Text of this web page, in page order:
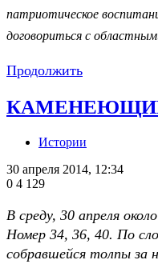
патриотическое
договориться с
Продолжить
КАМЕНЕЮЩИЙ
Истории
30 апреля 2014, 12:34
0 4 129
В среду, 30 апреля
Номер 34, 36, 40. По
собравшейся толпы за